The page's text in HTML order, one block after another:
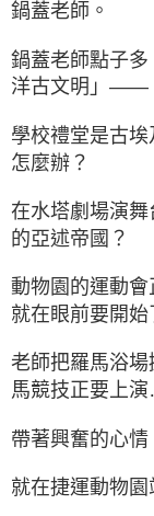
鍋蓋老師。
鍋蓋老師點子
洋古文明」——
學校禮堂是古
怎麼辦？
在水塔劇場演
的亞述帝國？
動物園的運動
就在眼前要開始
老師把羅馬浴
馬競技正要上
帶著興奮的心
就在捷運動物園